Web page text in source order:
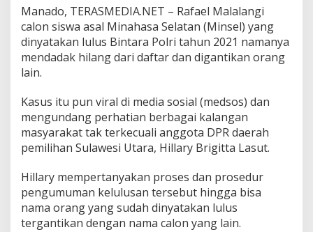
l
r
i
D
i
n
t
i
N
a
a
O
r
a
n
Manado, TERASMEDIA.NET – Rafael Malalangi
calon siswa asal Minahasa Selatan (Minsel) yang
dinyatakan lulus Bintara Polri tahun 2021 namanya
mendadak hilang dari daftar dan digantikan orang
lain.
Kasus itu pun viral di media sosial (medsos) dan
mengundang perhatian berbagai kalangan
masyarakat tak terkecuali anggota DPR daerah
pemilihan Sulawesi Utara, Hillary Brigitta Lasut.
Hillary mempertanyakan proses dan prosedur
pengumuman kelulusan tersebut hingga bisa
nama orang yang sudah dinyatakan lulus
tergantikan dengan nama calon yang lain.